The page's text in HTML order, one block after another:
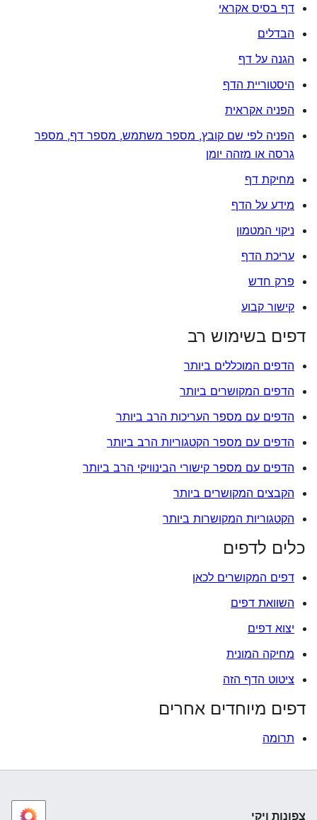
דף בסיס אקראי
הבדלים
הגנה על דף
היסטוריית הדף
הפניה אקראית
הפניה לפי שם קובץ, מספר משתמש, מספר דף, מספר
גרסה או מזהה יומן
מחיקת דף
מידע על הדף
ניקוי המטמון
עריכת הדף
פרק חדש
קישור קבוע
דפים בשימוש רב
הדפים המוכללים ביותר
הדפים המקושרים ביותר
הדפים עם מספר העריכות הרב ביותר
הדפים עם מספר הקטגוריות הרב ביותר
הדפים עם מספר קישורי הבינוויקי הרב ביותר
הקבצים המקושרים ביותר
הקטגוריות המקושרות ביותר
כלים לדפים
דפים המקושרים לכאן
השוואת דפים
יצוא דפים
מחיקה המונית
ציטוט הדף הזה
דפים מיוחדים אחרים
תרומה
צפונות ויקי